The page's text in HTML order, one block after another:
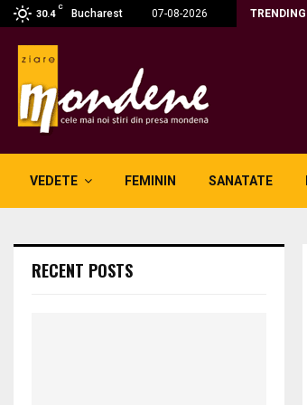
30.4
C
Bucharest 07-08-2026 TRENDING
fum: unde se potrivesc…
VEDETE FEMININ SANATATE
RECENT POSTS